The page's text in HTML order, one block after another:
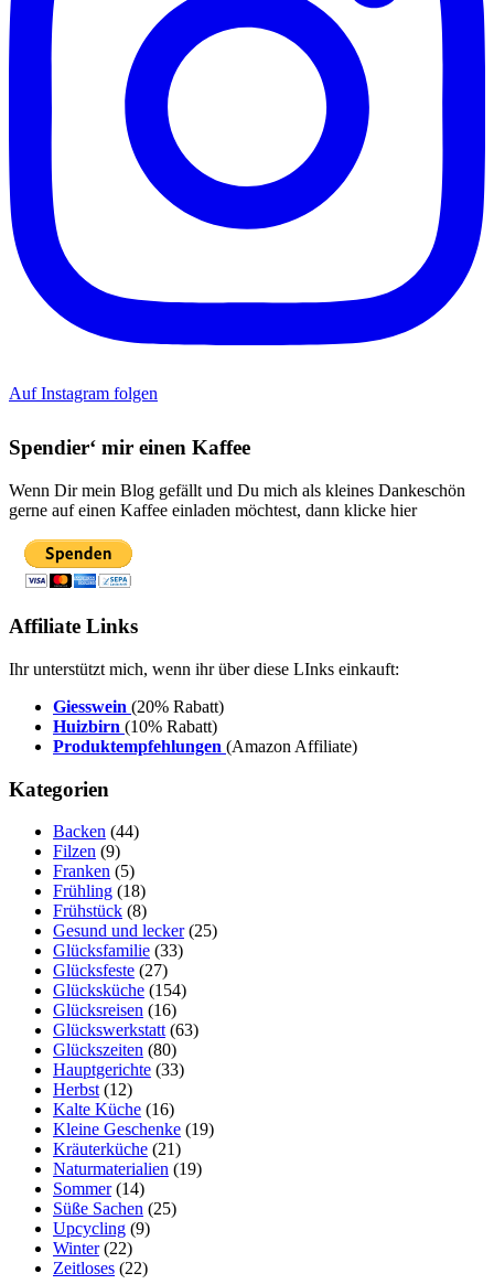
Auf Instagram folgen
Spendier‘ mir einen Kaffee
Wenn Dir mein Blog gefällt und Du mich als kleines Dankeschön
gerne auf einen Kaffee einladen möchtest, dann klicke hier
Affiliate Links
Ihr unterstützt mich, wenn ihr über diese LInks einkauft:
Giesswein (20% Rabatt)
Huizbirn (10% Rabatt)
Produktempfehlungen (Amazon Affiliate)
Kategorien
Backen (44)
Filzen (9)
Franken (5)
Frühling (18)
Frühstück (8)
Gesund und lecker(25)
Glücksfamilie (33)
Glücksfeste (27)
Glücksküche (154)
Glücksreisen (16)
Glückswerkstatt(63)
Glückszeiten (80)
Hauptgerichte (33)
Herbst(12)
Kalte Küche (16)
Kleine Geschenke (19)
Kräuterküche (21)
Naturmaterialien (19)
Sommer(14)
Süße Sachen (25)
Upcycling (9)
Winter(22)
Zeitloses (22)